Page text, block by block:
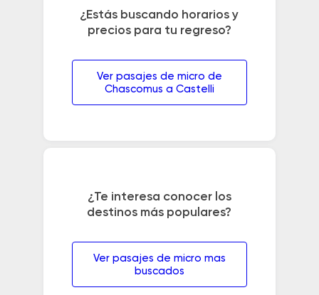
¿Estás buscando horarios y
precios para tu regreso?
Ver pasajes de micro de
Chascomus a Castelli
¿Te interesa conocer los
destinos más populares?
Ver pasajes de micro mas
buscados